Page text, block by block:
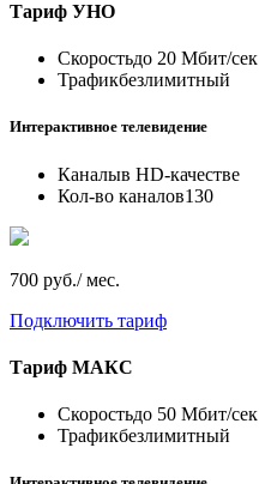
Тариф УНО
Скоростьдо 20 Мбит/сек
Трафикбезлимитный
Интерактивное телевидение
Каналыв HD-качестве
Кол-во каналов130
700 руб./ мес.
Подключить тариф
Тариф МАКС
Скоростьдо 50 Мбит/сек
Трафикбезлимитный